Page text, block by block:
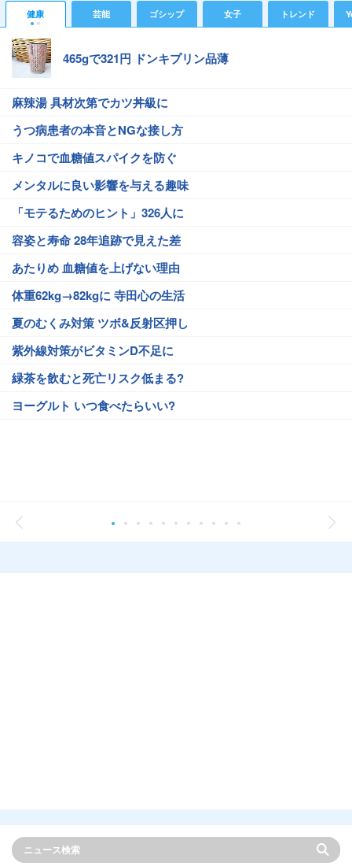
健康 芸能 ゴシップ 女子 トレンド
465gで321円 ドンキプリン品薄
麻辣湯 具材次第でカツ丼級に
うつ病患者の本音とNGな接し方
キノコで血糖値スパイクを防ぐ
メンタルに良い影響を与える趣味
「モテるためのヒント」326人に
容姿と寿命 28年追跡で見えた差
あたりめ 血糖値を上げない理由
体重62kg→82kgに 寺田心の生活
夏のむくみ対策 ツボ&反射区押し
紫外線対策がビタミンD不足に
緑茶を飲むと死亡リスク低まる?
ヨーグルト いつ食べたらいい?